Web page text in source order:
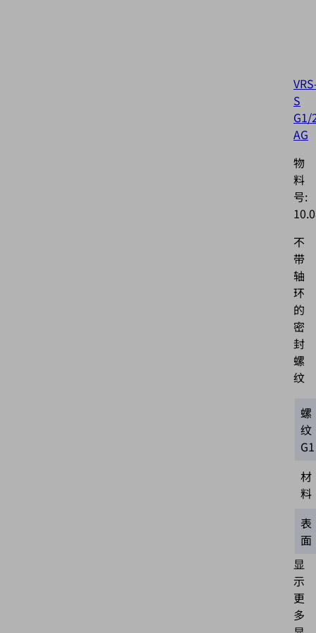
S
G1/
AG
物
料
号:
不
带
轴
环
的
密
封
螺
纹
螺
纹
G1
材
料
表
面
显
示
更
多